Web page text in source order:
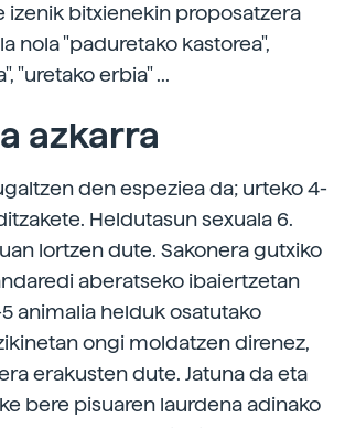
izenik bitxienekin proposatzera
nola "paduretako kastorea",
"uretako erbia" ...
azkarra
den espeziea da; urteko 4-
Heldutasun sexuala 6.
lortzen dute. Sakonera gutxiko
aberatseko ibaiertzetan
animalia helduk osatutako
ongi moldatzen direnez,
erakusten dute. Jatuna da eta
bere pisuaren laurdena adinako